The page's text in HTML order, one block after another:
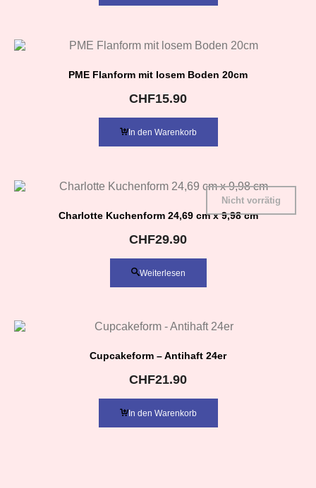
PME Flanform mit losem Boden 20cm
CHF15.90
In den Warenkorb
Charlotte Kuchenform 24,69 cm x 9,98 cm
Nicht vorrätig
CHF29.90
Weiterlesen
Cupcakeform – Antihaft 24er
CHF21.90
In den Warenkorb